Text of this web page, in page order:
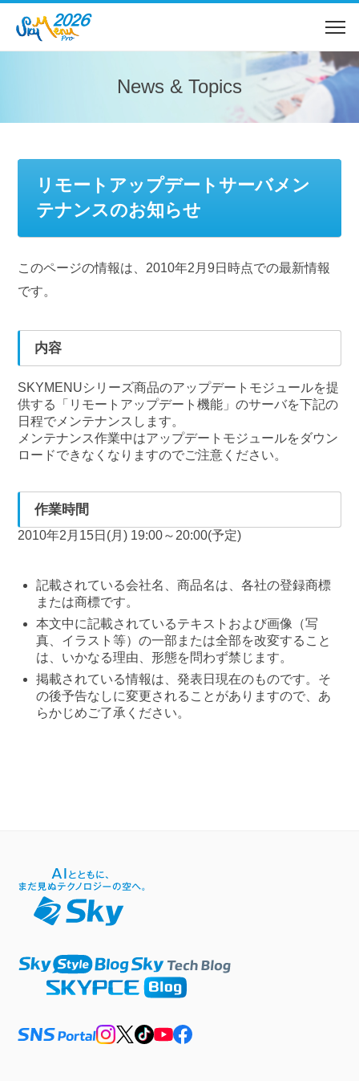
News & Topics
リモートアップデートサーバメン
テナンスのお知らせ
このページの情報は、2010年2月9日時点での最新情報
です。
内容
SKYMENUシリーズ商品のアップデートモジュールを提
供する「リモートアップデート機能」のサーバを下記の
日程でメンテナンスします。
メンテナンス作業中はアップデートモジュールをダウン
ロードできなくなりますのでご注意ください。
作業時間
2010年2月15日(月) 19:00～20:00(予定)
記載されている会社名、商品名は、各社の登録商標
または商標です。
本文中に記載されているテキストおよび画像（写
真、イラスト等）の一部または全部を改変すること
は、いかなる理由、形態を問わず禁じます。
掲載されている情報は、発表日現在のものです。そ
の後予告なしに変更されることがありますので、あ
らかじめご了承ください。